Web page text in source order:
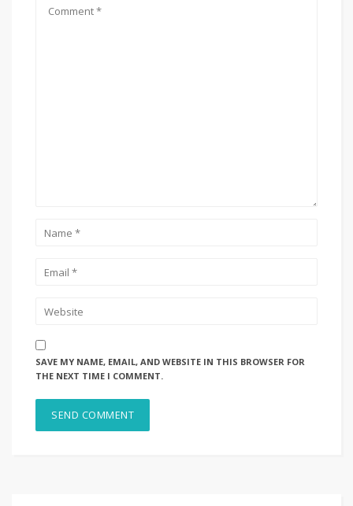
SAVE MY NAME, EMAIL, AND WEBSITE IN THIS BROWSER FOR
THE NEXT TIME I COMMENT.